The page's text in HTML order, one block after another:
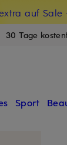
auf Sale
mit
30 Tage
Sport